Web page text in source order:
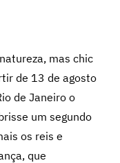
mas chic
de 13 de agosto
de Janeiro o
um segundo
os reis e
que